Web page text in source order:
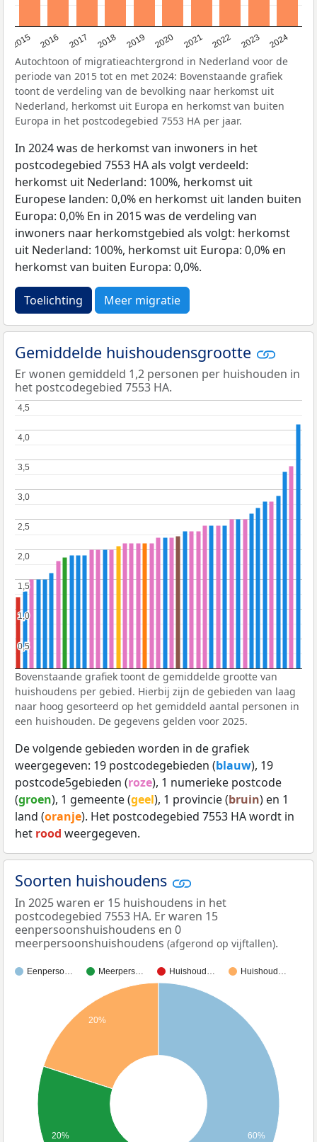
2015 2016 2017 2018 2019 2020 2021 2022 2023 2024
Autochtoon of migratieachtergrond in Nederland voor de
periode van 2015 tot en met 2024: Bovenstaande grafiek
toont de verdeling van de bevolking naar herkomst uit
Nederland, herkomst uit Europa en herkomst van buiten
Europa in het postcodegebied 7553 HA per jaar.
In 2024 was de herkomst van inwoners in het
postcodegebied 7553 HA als volgt verdeeld:
herkomst uit Nederland: 100%, herkomst uit
Europese landen: 0,0% en herkomst uit landen buiten
Europa: 0,0% En in 2015 was de verdeling van
inwoners naar herkomstgebied als volgt: herkomst
uit Nederland: 100%, herkomst uit Europa: 0,0% en
herkomst van buiten Europa: 0,0%.
Toelichting Meer migratie
Gemiddelde huishoudensgrootte
Er wonen gemiddeld 1,2 personen per huishouden in
het postcodegebied 7553 HA.
0,5
0,5
1,0
1,0
1,5
1,5
2,0
2,0
2,5
2,5
3,0
3,0
3,5
3,5
4,0
4,0
4,5
4,5
Bovenstaande grafiek toont de gemiddelde grootte van
huishoudens per gebied. Hierbij zijn de gebieden van laag
naar hoog gesorteerd op het gemiddeld aantal personen in
een huishouden. De gegevens gelden voor 2025.
De volgende gebieden worden in de grafiek
weergegeven: 19 postcodegebieden (blauw), 19
postcode5gebieden (roze), 1 numerieke postcode
(groen), 1 gemeente (geel), 1 provincie (bruin) en 1
land (oranje). Het postcodegebied 7553 HA wordt in
het rood weergegeven.
Soorten huishoudens
In 2025 waren er 15 huishoudens in het
postcodegebied 7553 HA. Er waren 15
eenpersoonshuishoudens en 0
meerpersoonshuishoudens (afgerond op vijftallen).
Eenperso… Meerpers… Huishoud… Huishoud…
20%
20% 60%